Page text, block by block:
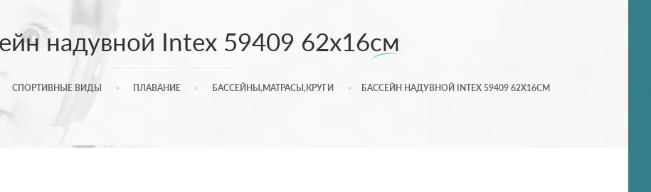
надувной Intex 59409 62х16см
СПОРТИВНЫЕ ВИДЫ ПЛАВАНИЕ БАССЕЙНЫ,МАТРАСЫ,КРУГИ БАССЕЙН НАДУВНОЙ INTEX 59409 62Х16СМ